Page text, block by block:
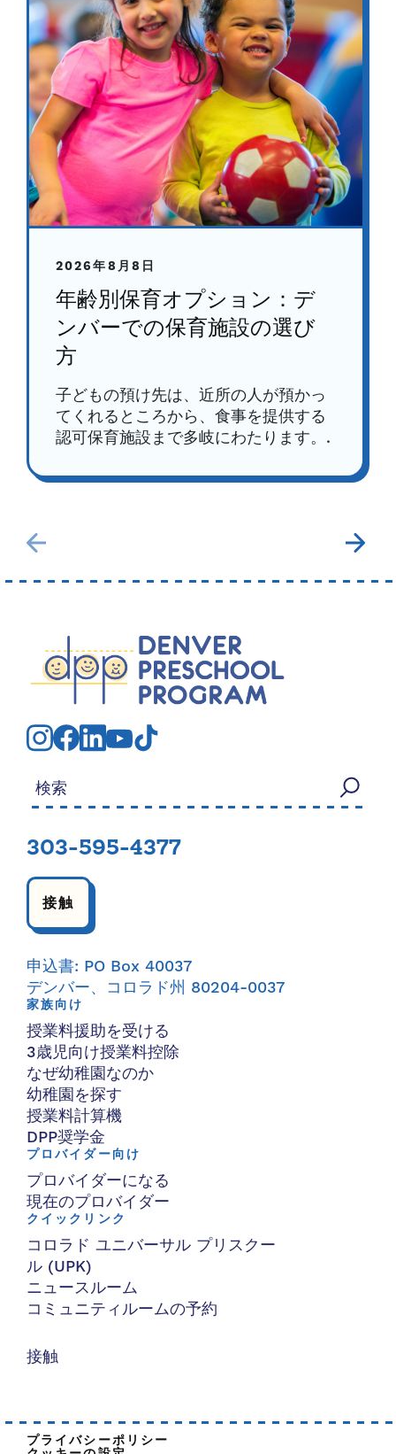
2026年8月8日
年齢別保育オプション：デ
ンバーでの保育施設の選び
方
子どもの預け先は、近所の人が預かっ
てくれるところから、食事を提供する
認可保育施設まで多岐にわたります。.
検索する：
303-595-4377
接触
申込書: PO Box 40037
デンバー、コロラド州 80204-0037
家族向け
授業料援助を受ける
3歳児向け授業料控除
なぜ幼稚園なのか
幼稚園を探す
授業料計算機
DPP奨学金
プロバイダー向け
プロバイダーになる
現在のプロバイダー
クイックリンク
コロラド ユニバーサル プリスクー
ル (UPK)
ニュースルーム
コミュニティルームの予約
接触
プライバシーポリシー